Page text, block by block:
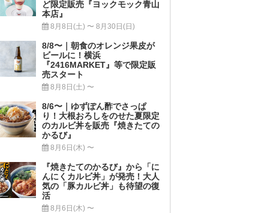
ど限定販売『ヨックモック青山
本店』
8月8日(土) 〜 8月30日(日)
8/8〜｜朝食のオレンジ果皮が
ビールに！横浜
『2416MARKET』等で限定販
売スタート
8月8日(土) 〜
8/6〜｜ゆずぽん酢でさっぱ
り！大根おろしをのせた夏限定
のカルビ丼を販売『焼きたての
かるび』
8月6日(木) 〜
『焼きたてのかるび』から「に
んにくカルビ丼」が発売！大人
気の「豚カルビ丼」も待望の復
活
8月6日(木) 〜